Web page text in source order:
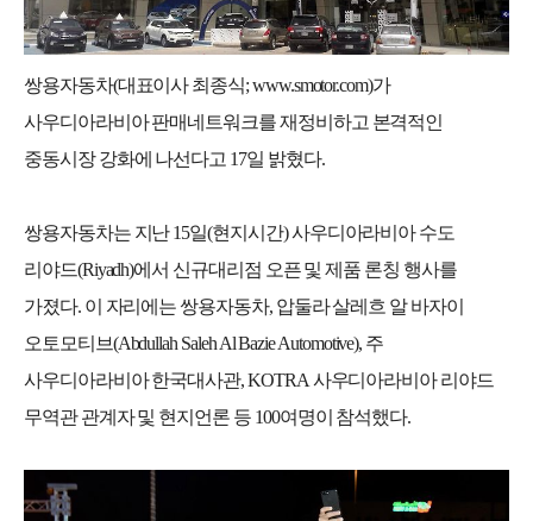
쌍용자동차(대표이사 최종식; www.smotor.com)가
사우디아라비아 판매네트워크를 재정비하고 본격적인
중동시장 강화에 나선다고 17일 밝혔다.
쌍용자동차는 지난15일(현지시간)사우디아라비아 수도
리야드(Riyadh)에서 신규대리점 오픈 및 제품 론칭 행사를
가졌다. 이 자리에는 쌍용자동차, 압둘라 살레흐 알 바자이
오토모티브(Abdullah Saleh Al Bazie Automotive), 주
사우디아라비아 한국대사관, KOTRA 사우디아라비아 리야드
무역관 관계자 및 현지언론 등 100여명이 참석했다.